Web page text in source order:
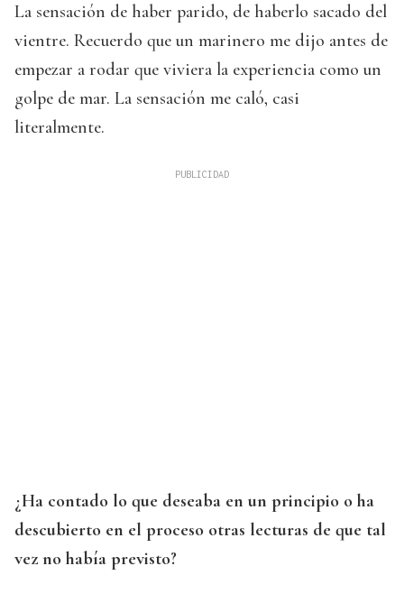
La sensación de haber parido, de haberlo sacado del
vientre. Recuerdo que un marinero me dijo antes de
empezar a rodar que viviera la experiencia como un
golpe de mar. La sensación me caló, casi
literalmente.
¿Ha contado lo que deseaba en un principio o ha
descubierto en el proceso otras lecturas de que tal
vez no había previsto?